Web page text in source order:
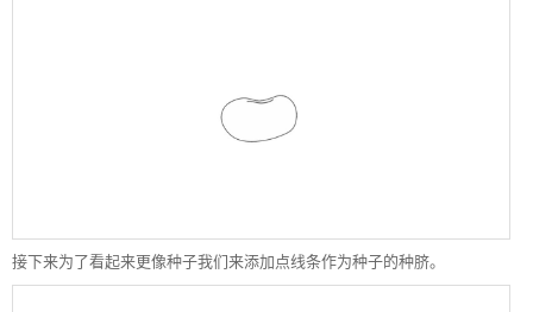
接下来为了看起来更像种子我们来添加点线条作为种子的种脐。